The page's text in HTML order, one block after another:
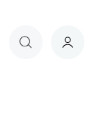
【グルトンベールさま